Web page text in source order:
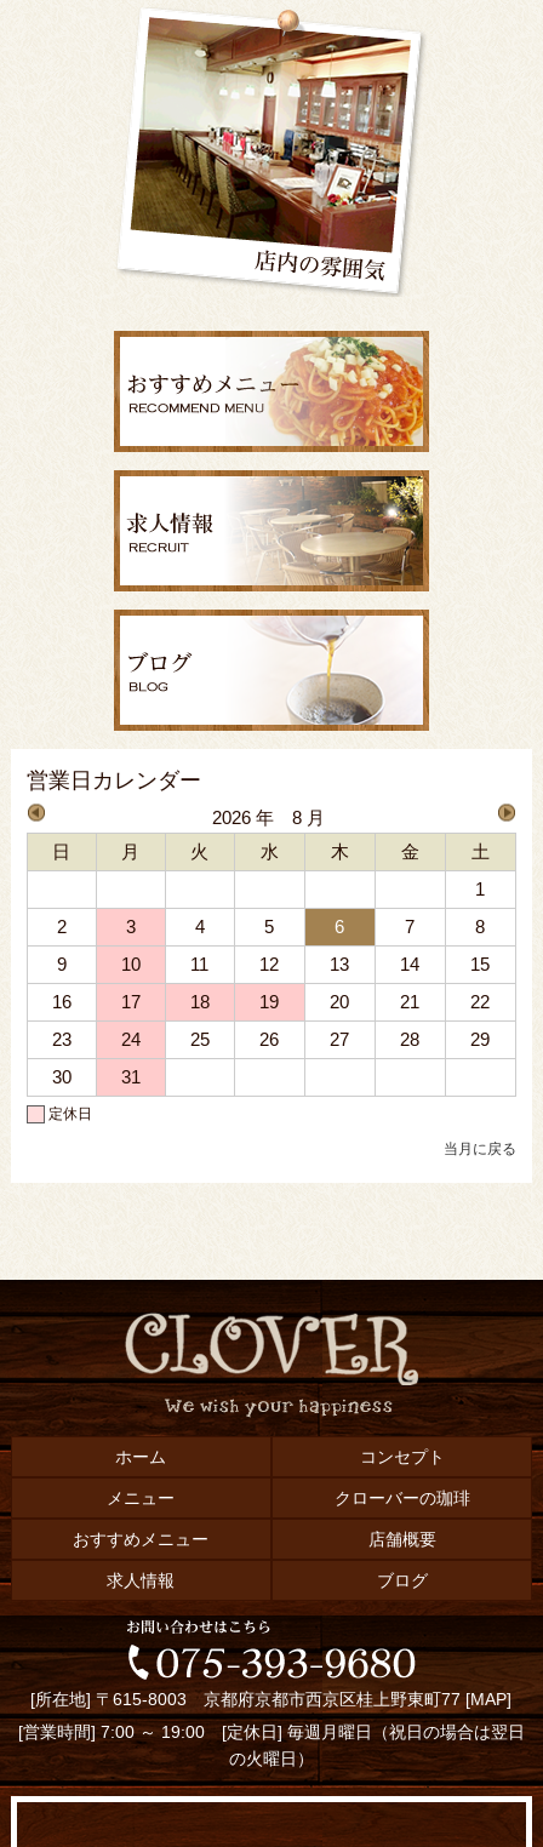
営業日カレンダー
2026 年 8 月
日
月 火 水 木 金
土
1
2
3 4 5 6 7
8
9
10 11 12 13 14
15
16
17 18 19 20 21
22
23
24 25 26 27 28
29
30
31
定休日
当月に戻る
ホーム コンセプト
メニュー クローバーの珈琲
おすすめメニュー 店舗概要
求人情報 ブログ
[所在地] 〒615-8003 京都府京都市西京区桂上野東町77 [MAP]
[営業時間] 7:00 ～ 19:00 [定休日] 毎週月曜日（祝日の場合は翌日
の火曜日）